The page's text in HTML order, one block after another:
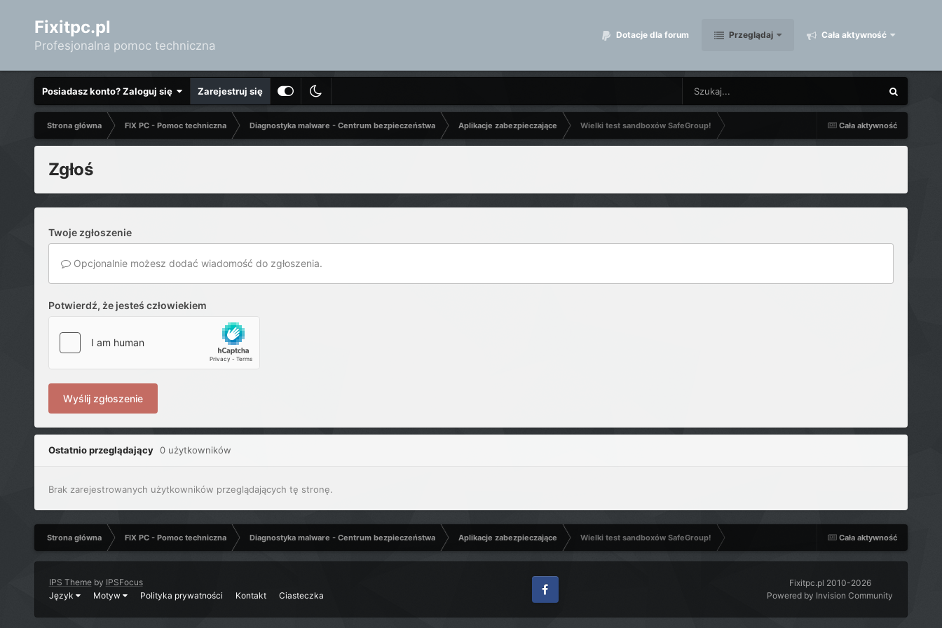
Fixitpc.pl
Profesjonalna pomoc techniczna
Dotacje dla forum Przeglądaj Cała aktywność
Posiadasz konto? Zaloguj się Zarejestruj się
Cała aktywność
Strona główna FIX PC - Pomoc techniczna Diagnostyka malware - Centrum bezpieczeństwa Aplikacje zabezpieczające Wielki test sandboxów SafeGroup!
Zgłoś
Twoje zgłoszenie
Opcjonalnie możesz dodać wiadomość do zgłoszenia.
Potwierdź, że jesteś człowiekiem
Wyślij zgłoszenie
Ostatnio przeglądający 0 użytkowników
Brak zarejestrowanych użytkowników przeglądających tę stronę.
Cała aktywność
Strona główna FIX PC - Pomoc techniczna Diagnostyka malware - Centrum bezpieczeństwa Aplikacje zabezpieczające Wielki test sandboxów SafeGroup!
IPS Themeby IPSFocus
Język
Motyw Polityka prywatności Kontakt Ciasteczka
Facebook
Fixitpc.pl 2010-2026
Powered by Invision Community